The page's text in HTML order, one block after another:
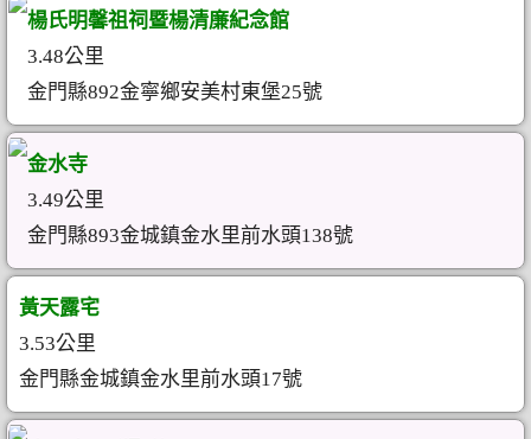
楊氏明馨祖祠暨楊清廉紀念館
3.48公里
金門縣892金寧鄉安美村東堡25號
金水寺
3.49公里
金門縣893金城鎮金水里前水頭138號
黃天露宅
3.53公里
金門縣金城鎮金水里前水頭17號